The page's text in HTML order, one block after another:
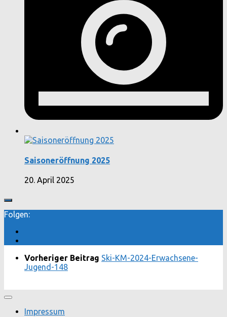
Saisoneröffnung 2025
20. April 2025
Folgen:
Vorheriger Beitrag Ski-KM-2024-Erwachsene-
Jugend-148
Impressum